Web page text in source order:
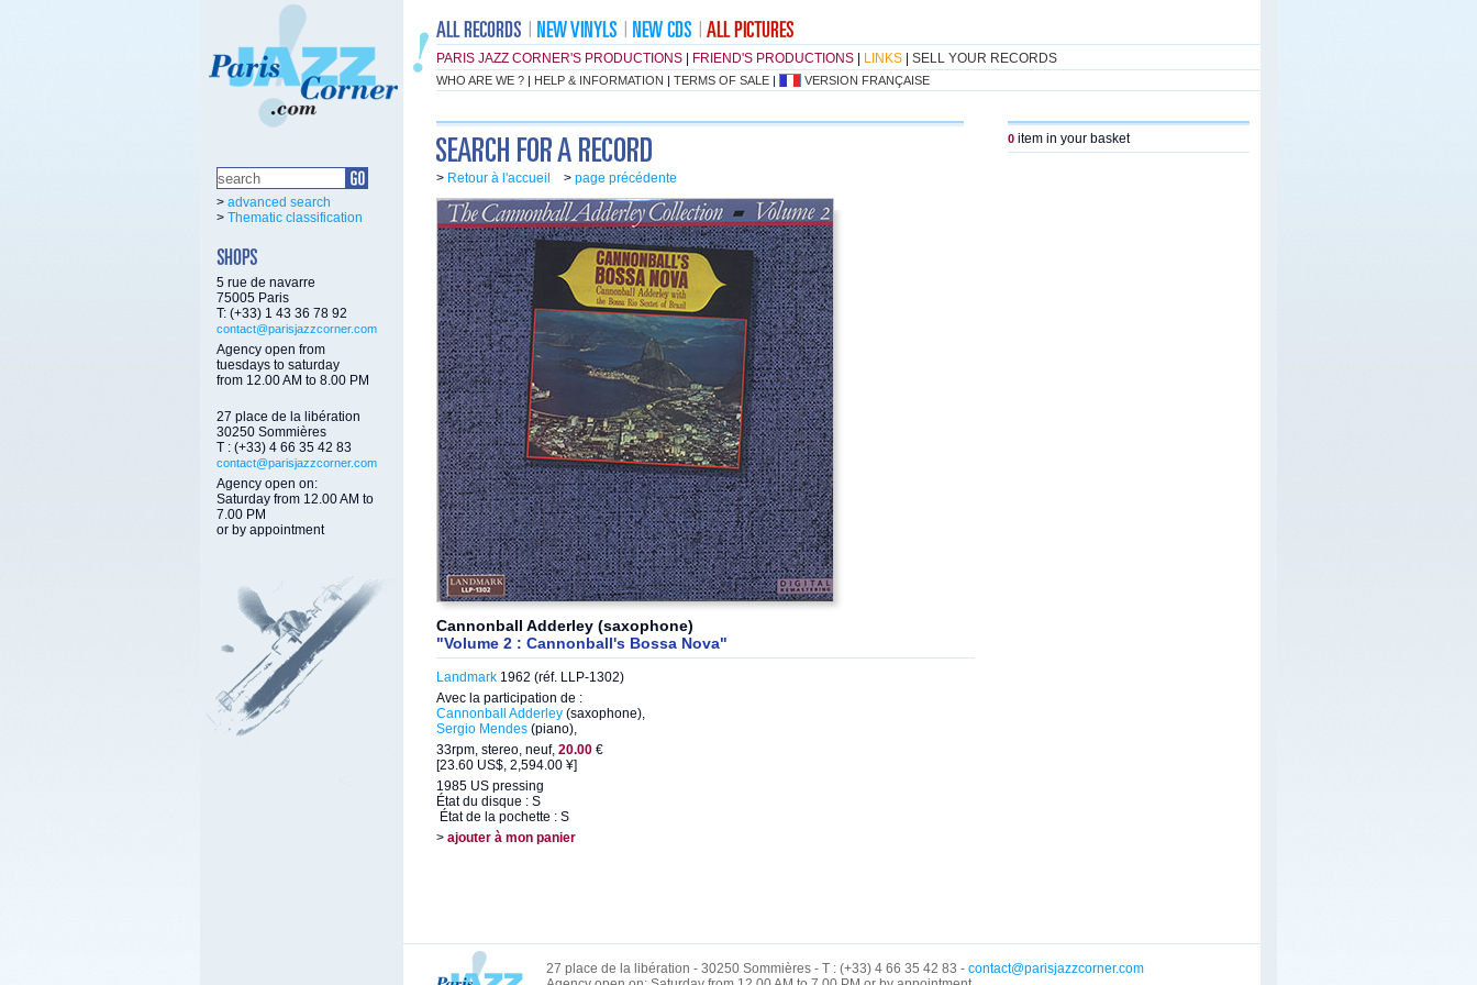
PARIS JAZZ CORNER'S PRODUCTIONS FRIEND'S PRODUCTIONS LINKS SELL YOUR RECORDS
WHO ARE WE ? | HELP & INFORMATION | TERMS OF SALE | VERSION FRANÇAISE
> advanced search
> Thematic classification
5 rue de navarre
75005 Paris
T: (+33) 1 43 36 78 92
contact@parisjazzcorner.com
Agency open from
tuesdays to saturday
from 12.00 AM to 8.00 PM
27 place de la libération
30250 Sommières
T : (+33) 4 66 35 42 83
contact@parisjazzcorner.com
Agency open on:
Saturday from 12.00 AM to
7.00 PM
or by appointment
> Retour à l'accueil > page précédente
Cannonball Adderley (saxophone)
"Volume 2 : Cannonball's Bossa Nova"
Landmark 1962 (réf. LLP-1302)
Avec la participation de :
Cannonball Adderley (saxophone),
Sergio Mendes (piano),
33rpm, stereo, neuf, 20.00 €
[23.60 US$, 2,594.00 ¥]
1985 US pressing
État du disque : S
État de la pochette : S
> ajouter à mon panier
0 item in your basket
27 place de la libération - 30250 Sommières - T : (+33) 4 66 35 42 83 - contact@parisjazzcorner.com